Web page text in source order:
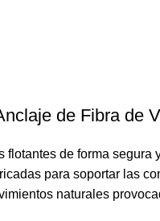
de Fibra de
flotantes de forma
para soportar las
naturales